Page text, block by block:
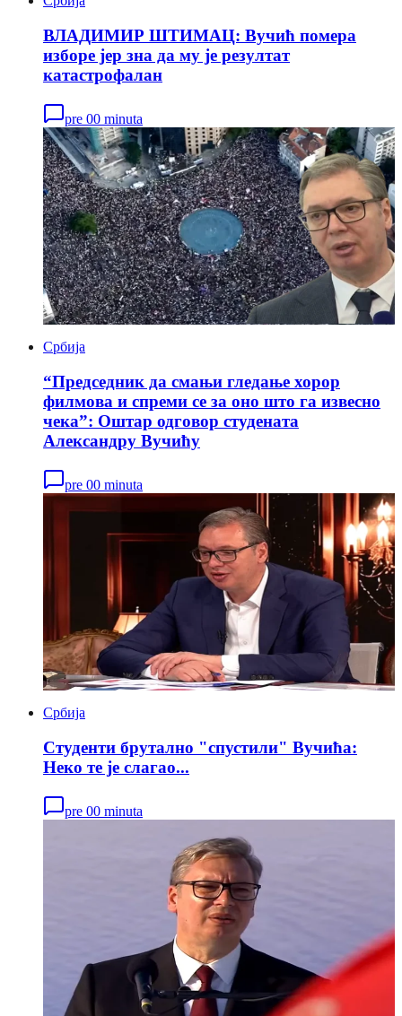
ВЛАДИМИР ШТИМАЦ: Вучић помера
изборе јер зна да му је резултат
катастрофалан
pre 00 minuta
Србија
“Председник да смањи гледање хорор
филмова и спреми се за оно што га извесно
чека”: Оштар одговор студената
Александру Вучићу
pre 00 minuta
Србија
Студенти брутално "спустили" Вучића:
Неко те је слагао...
pre 00 minuta